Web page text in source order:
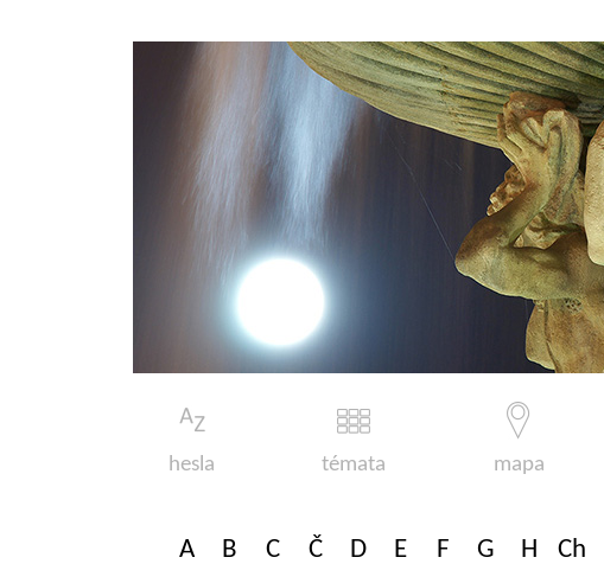
hesla témata mapa
A B C Č D E F G H Ch